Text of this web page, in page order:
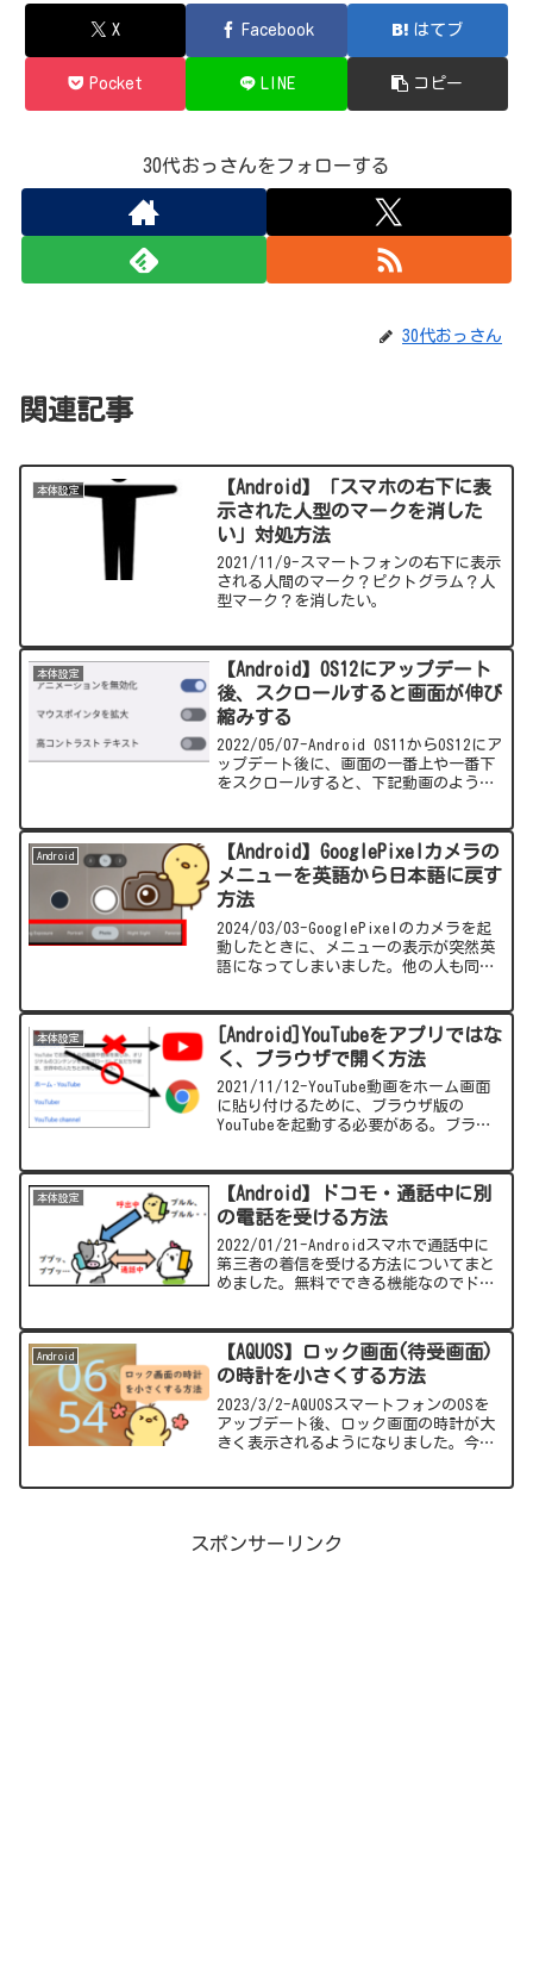
X Facebook はてブ
Pocket LINE コピー
30代おっさんをフォローする
30代おっさん
関連記事
本体設定
【Android】「スマホの右下に表
示された人型のマークを消した
い」対処方法
2021/11/9-スマートフォンの右下に表示
される人間のマーク？ピクトグラム？人
型マーク？を消したい。
本体設定
【Android】OS12にアップデート
後、スクロールすると画面が伸び
縮みする
2022/05/07-Android OS11からOS12にア
ップデート後に、画面の一番上や一番下
をスクロールすると、下記動画のように
る方法を紹介します。
Android
【Android】GooglePixelカメラの
メニューを英語から日本語に戻す
方法
2024/03/03-GooglePixelのカメラを起
動したときに、メニューの表示が突然英
語になってしまいました。他の人も同じ
します。（画像付き解説）参考になれば
幸いです。
本体設定
[Android]YouTubeをアプリではな
く、ブラウザで開く方法
2021/11/12-YouTube動画をホーム画面
に貼り付けるために、ブラウザ版の
YouTubeを起動する必要がある。ブラウ
示する方法をまとめました。
本体設定
【Android】ドコモ・通話中に別
の電話を受ける方法
2022/01/21-Androidスマホで通話中に
第三者の着信を受ける方法についてまと
めました。無料でできる機能なのでドコ
Android
【AQUOS】ロック画面(待受画面)
の時計を小さくする方法
2023/3/2-AQUOSスマートフォンのOSを
アップデート後、ロック画面の時計が大
きく表示されるようになりました。今回
スポンサーリンク